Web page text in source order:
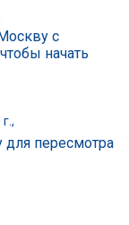
с
начать
пересмотра